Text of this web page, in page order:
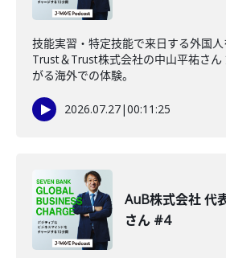
技能実習・特定技能で来日する外国人
Trust＆Trust株式会社の中山平祐さん
がる海外での体験。
2026.07.27|00:11:25
AuB株式会社 代
さん #4